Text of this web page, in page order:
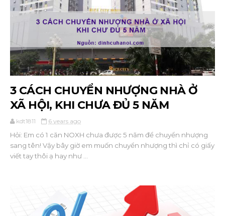
3 CÁCH CHUYỂN NHƯỢNG NHÀ Ở
XÃ HỘI, KHI CHƯA ĐỦ 5 NĂM
kdt1811 6 years ago
Hỏi: Em có 1 căn NOXH chưa được 5 năm để chuyển nhượng
sang tên! Vậy bây giờ em muốn chuyển nhượng thì chỉ có giấy
viết tay thôi ạ hay như ...